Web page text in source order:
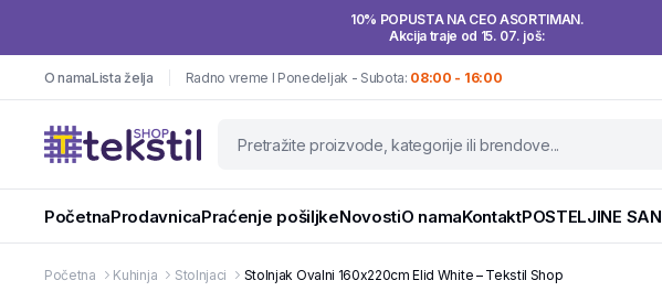
10% POPUSTA NA CEO ASORTIMAN.
Akcija traje od 15. 07. još:
O namaLista želja Radno vreme I Ponedeljak - Subota: 08:00 - 16:00
PočetnaProdavnicaPraćenje pošiljkeNovostiO namaKontaktPOSTELJINE SAN
Početna Kuhinja Stolnjaci Stolnjak Ovalni 160x220cm Elid White – Tekstil Shop